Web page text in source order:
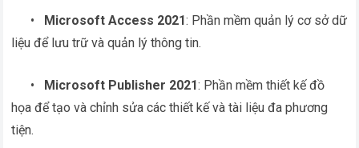
• Microsoft Access 2021: Phần mềm quản lý cơ sở dữ
liệu để lưu trữ và quản lý thông tin.
• Microsoft Publisher 2021: Phần mềm thiết kế đồ
họa để tạo và chỉnh sửa các thiết kế và tài liệu đa phương
tiện.